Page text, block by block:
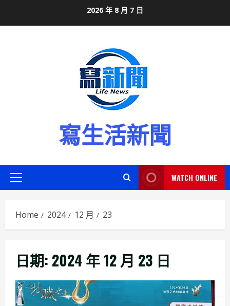
2026 年 8 月 7 日
寫生活新聞
Primary
WATCH ONLINE
Home 2024 12 月 23
日期: 2024 年 12 月 23 日